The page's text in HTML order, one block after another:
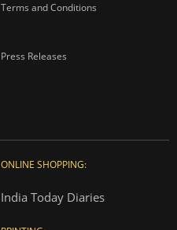
Terms and Conditions
Press Releases
ONLINE SHOPPING:
India Today Diaries